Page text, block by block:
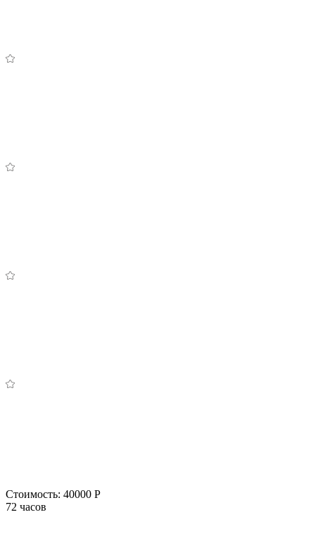
Стоимость: 40000 Р
72 часов